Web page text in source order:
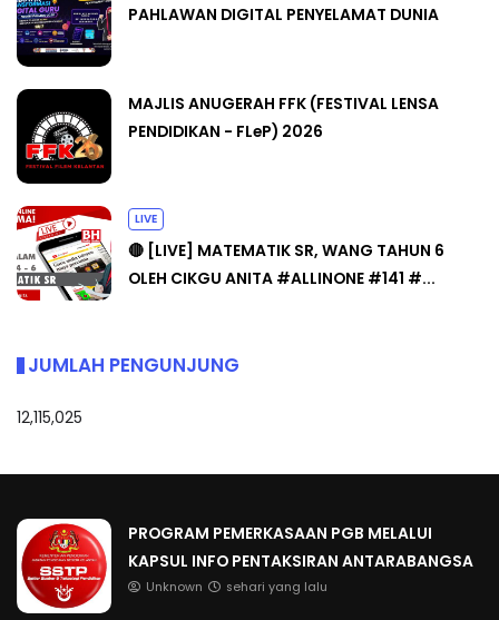
PAHLAWAN DIGITAL PENYELAMAT DUNIA
MAJLIS ANUGERAH FFK (FESTIVAL LENSA
PENDIDIKAN - FLeP) 2026
LIVE
🔴 [LIVE] MATEMATIK SR, WANG TAHUN 6
OLEH CIKGU ANITA #ALLINONE #141 #...
JUMLAH PENGUNJUNG
12,115,025
PROGRAM PEMERKASAAN PGB MELALUI
KAPSUL INFO PENTAKSIRAN ANTARABANGSA
Unknown sehari yang lalu